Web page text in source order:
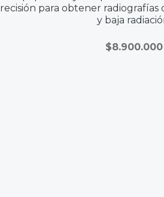
para obtener radiografías
y baja
$8.900.000